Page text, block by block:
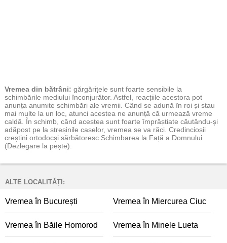
Vremea din bătrâni: gărgărițele sunt foarte sensibile la
schimbările mediului înconjurător. Astfel, reacțiile acestora pot
anunța anumite schimbări ale vremii. Când se adună în roi și stau
mai multe la un loc, atunci acestea ne anunță că urmează vreme
caldă. În schimb, când acestea sunt foarte împrăștiate căutându-și
adăpost pe la streșinile caselor, vremea se va răci. Credincioșii
creștini ortodocși sărbătoresc Schimbarea la Față a Domnului
(Dezlegare la pește).
ALTE LOCALITĂȚI:
Vremea în București Vremea în Miercurea Ciuc
Vremea în Băile Homorod Vremea în Minele Lueta